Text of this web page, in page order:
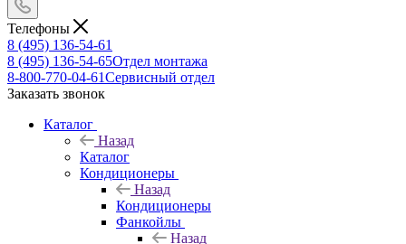
Телефоны
8 (495) 136-54-61
8 (495) 136-54-65Отдел монтажа
8-800-770-04-61Сервисный отдел
Заказать звонок
Каталог
Назад
Каталог
Кондиционеры
Назад
Кондиционеры
Фанкойлы
Назад